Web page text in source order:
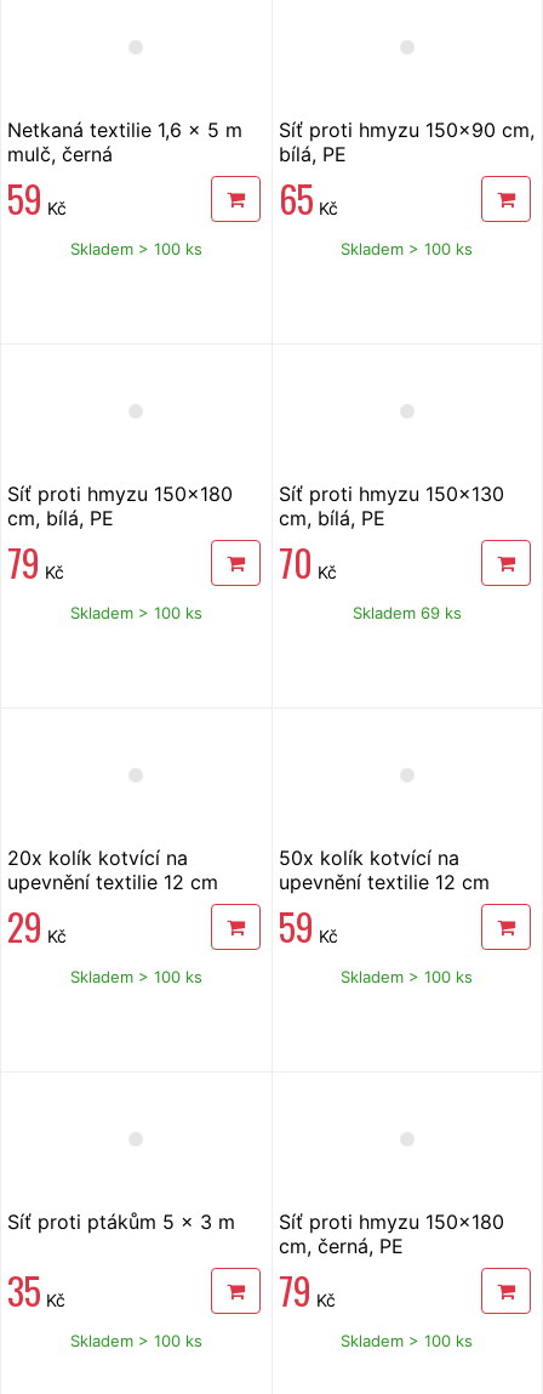
Netkaná textilie 1,6 x 5 m
mulč, černá
59 Kč
Skladem > 100 ks
Síť proti hmyzu 150x90 cm,
bílá, PE
65 Kč
Skladem > 100 ks
Síť proti hmyzu 150x180
cm, bílá, PE
79 Kč
Skladem > 100 ks
Síť proti hmyzu 150x130
cm, bílá, PE
70 Kč
Skladem 69 ks
20x kolík kotvící na
upevnění textilie 12 cm
29 Kč
Skladem > 100 ks
50x kolík kotvící na
upevnění textilie 12 cm
59 Kč
Skladem > 100 ks
Síť proti ptákům 5 x 3 m
35 Kč
Skladem > 100 ks
Síť proti hmyzu 150x180
cm, černá, PE
79 Kč
Skladem > 100 ks